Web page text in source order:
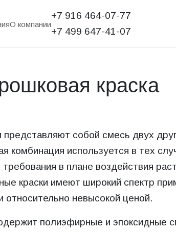
О компании
+7 916 464-07-77‬
+7 499 647-41-07‬
краска
собой смесь двух
комбинация используется в тех
в плане воздействия
краски имеют широкий спектр
относительно невысокой ценой.
полиэфирные и эпоксидные